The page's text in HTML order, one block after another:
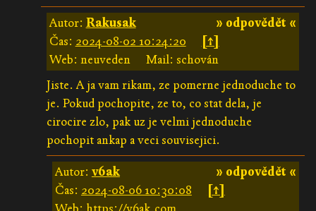
» odpovědět «
Autor: Rakusak
Čas: 2024-08-02 10:24:20
[↑]
Web: neuveden
Mail: schován
Jiste. A ja vam rikam, ze pomerne jednoduche to
je. Pokud pochopite, ze to, co stat dela, je
cirocire zlo, pak uz je velmi jednoduche
pochopit ankap a veci souvisejici.
» odpovědět «
Autor: v6ak
Čas: 2024-08-06 10:30:08
[↑]